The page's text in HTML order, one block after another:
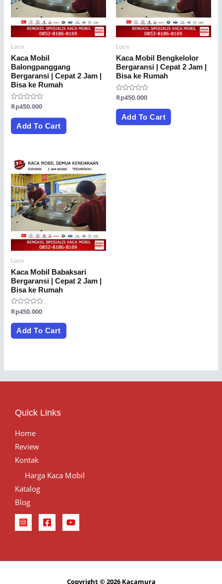
Locn
Kaca Mobil
Balongpanggang
Bergaransi | Cepat 2 Jam |
Bisa ke Rumah
Rated
out
Rp450.000
Add To Cart
Locn
Kaca Mobil Bengkelolor
Bergaransi | Cepat 2 Jam |
Bisa ke Rumah
Rated
out
Rp450.000
Add To Cart
Locn
Kaca Mobil Babaksari
Bergaransi | Cepat 2 Jam |
Bisa ke Rumah
Rated
0
out
Rp450.000
Add To Cart
Quick Links
Home
Review
Kontak
Harga Kaca Mobil
Katalog
Blog
Copyright © 2026 Kacamura